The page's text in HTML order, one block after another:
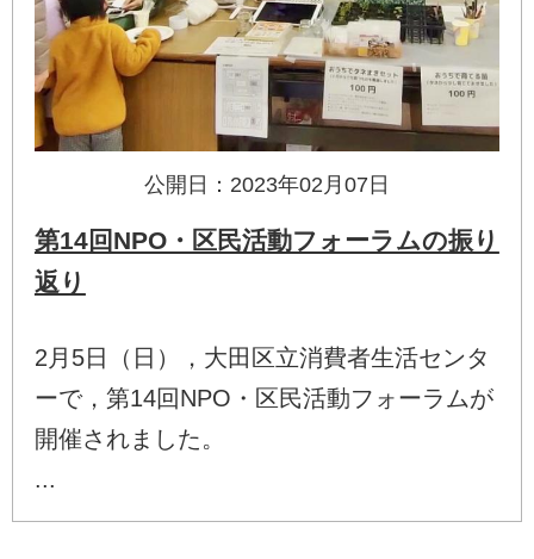
公開日：2023年02月07日
第14回NPO・区民活動フォーラムの振り
返り
2月5日（日），大田区立消費者生活センタ
ーで，第14回NPO・区民活動フォーラムが
開催されました。
...